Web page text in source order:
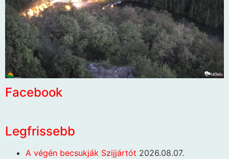
Facebook
Legfrissebb
A végén becsukják Szijjártót 2026.08.07.